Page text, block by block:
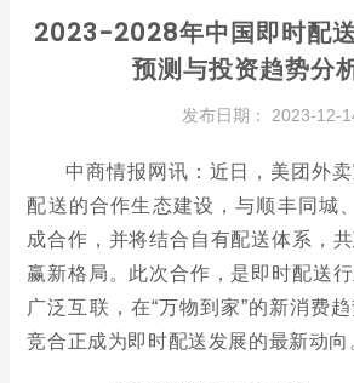
2023-2028年中国即时配
预测与投资趋势分
发布日期： 2023-12-
中商情报网讯：近日，美团外
配送的合作生态建设，与顺丰同城
成合作，并将结合自有配送体系，
赢新格局。此次合作，是即时配送
广泛互联，在“万物到家”的新消费
竞合正成为即时配送发展的最新动向